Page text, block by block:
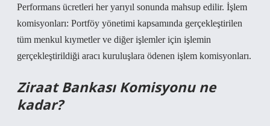
Performans ücretleri her yarıyıl sonunda mahsup edilir. İşlem
komisyonları: Portföy yönetimi kapsamında gerçekleştirilen
tüm menkul kıymetler ve diğer işlemler için işlemin
gerçekleştirildiği aracı kuruluşlara ödenen işlem komisyonları.
Ziraat Bankası Komisyonu ne
kadar?